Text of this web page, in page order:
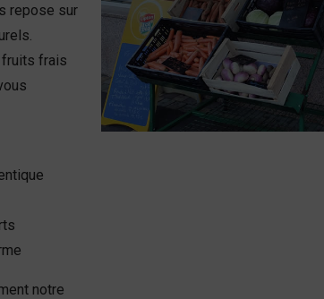
repose sur
fruits frais
notre